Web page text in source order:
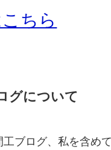
ちら
グについて
工ブログ、私を含め